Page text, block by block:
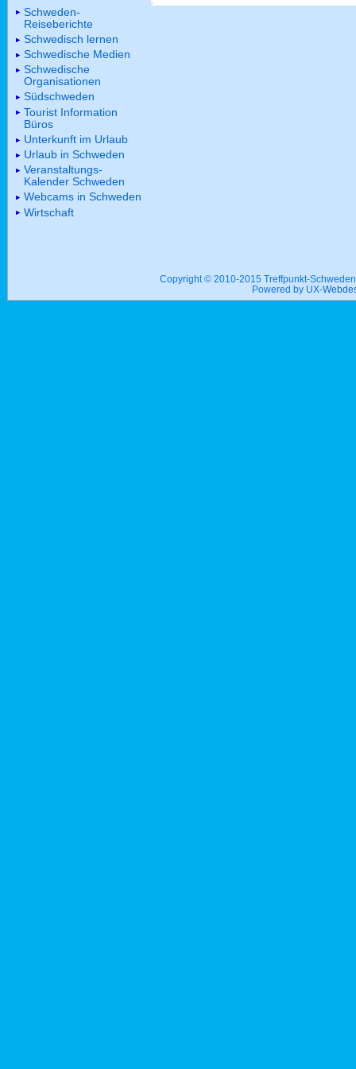
Schweden-
Reiseberichte
Schwedisch lernen
Schwedische Medien
Schwedische
Organisationen
Südschweden
Tourist Information
Büros
Unterkunft im Urlaub
Urlaub in Schweden
Veranstaltungs-
Kalender Schweden
Webcams in Schweden
Wirtschaft
Copyright © 2010-2015 Treffpunkt-
Powered by UX-